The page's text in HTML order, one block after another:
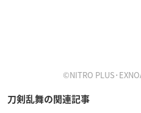
©NITRO PLUS･
刀剣乱舞の関連記事